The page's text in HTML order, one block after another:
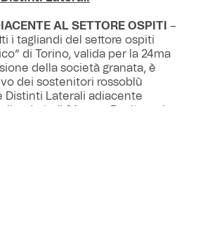
AL SETTORE OSPITI
–
i tagliandi del settore ospiti
di Torino, valida per la 24ma
della società granata, è
dei sostenitori rossoblù
Distinti Laterali adiacente
è di 24 euro. Per l’acquisto